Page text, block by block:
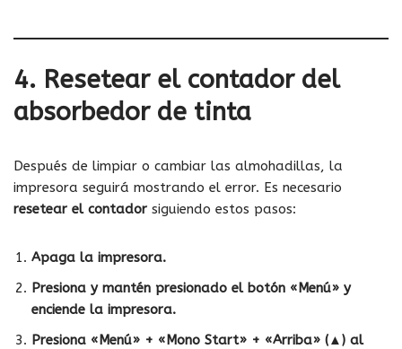
4. Resetear el contador del
absorbedor de tinta
Después de limpiar o cambiar las almohadillas, la
impresora seguirá mostrando el error. Es necesario
resetear el contador siguiendo estos pasos:
Apaga la impresora.
Presiona y mantén presionado el botón «Menú» y
enciende la impresora.
Presiona «Menú» + «Mono Start» + «Arriba» (▲) al